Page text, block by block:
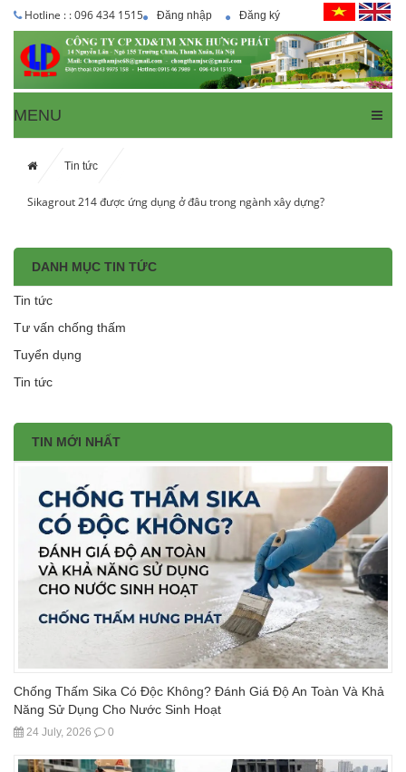
Hotline : : 096 434 1515 Đăng nhập Đăng ký
MENU
Tin tức
Sikagrout 214 được ứng dụng ở đâu trong ngành xây dựng?
DANH MỤC TIN TỨC
Tin tức
Tư vấn chống thấm
Tuyển dụng
Tin tức
TIN MỚI NHẤT
Chống Thấm Sika Có Độc Không? Đánh Giá Độ An Toàn Và Khả
Năng Sử Dụng Cho Nước Sinh Hoạt
24 July, 2026 0